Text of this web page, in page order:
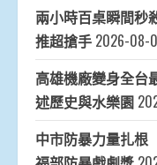
兩小時百桌瞬間秒
推超搶手 2026-08-
高雄機廠變身全台
述歷史與水樂園
中市防暴力量扎